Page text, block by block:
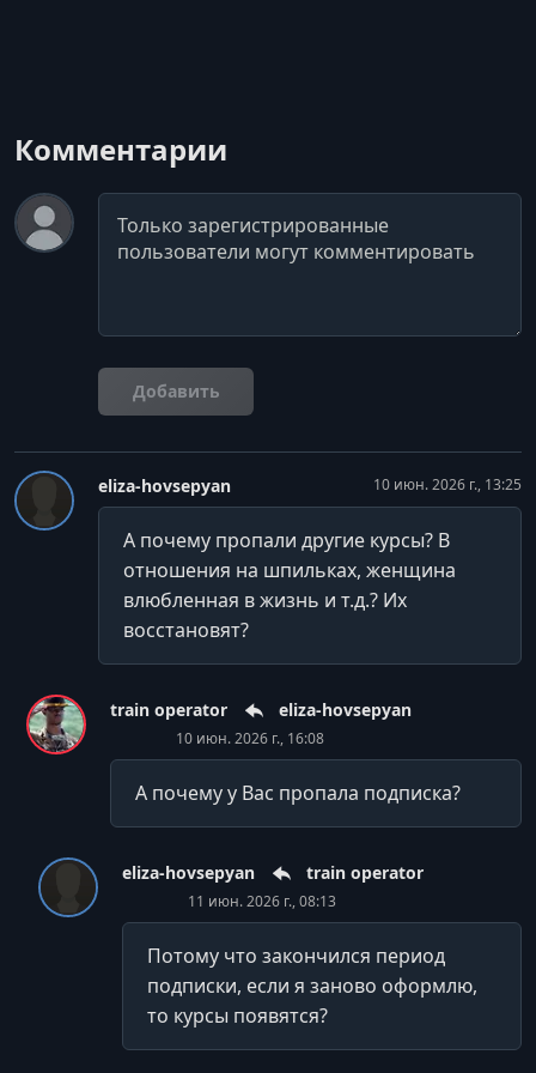
Комментарии
Комментарий
Добавить
eliza-hovsepyan 10 июн. 2026 г., 13:25
А почему пропали другие курсы? В
отношения на шпильках, женщина
влюбленная в жизнь и т.д.? Их
восстановят?
train operator eliza-hovsepyan
10 июн. 2026 г., 16:08
А почему у Вас пропала подписка?
eliza-hovsepyan train operator
11 июн. 2026 г., 08:13
Потому что закончился период
подписки, если я заново оформлю,
то курсы появятся?